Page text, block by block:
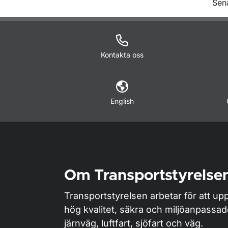
Kontakta oss
English
Om
Transportstyrelsen arbetar för att
hög kvalitet, säkra och
järnväg, luftfart, sjöfart och väg.